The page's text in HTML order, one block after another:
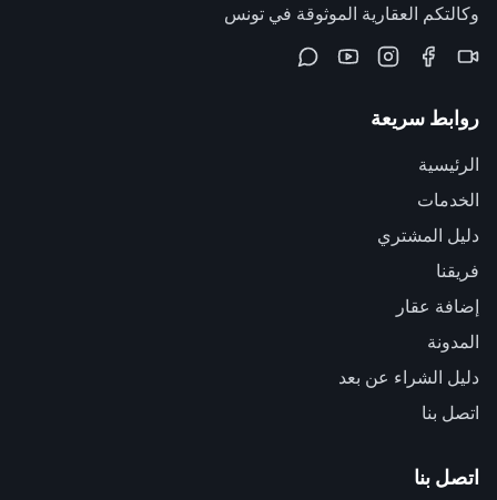
وكالتكم العقارية الموثوقة في تونس
روابط سريعة
الرئيسية
الخدمات
دليل المشتري
فريقنا
إضافة عقار
المدونة
دليل الشراء عن بعد
اتصل بنا
اتصل بنا